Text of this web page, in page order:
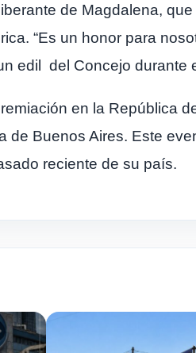
de Magdalena,
“Es un honor para
edil del Concejo durante
en la República
de Buenos Aires. Este
reciente de su país.